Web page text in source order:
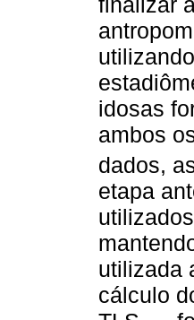
idosas
ambos
dados,
etapa
utilizada
cálculo